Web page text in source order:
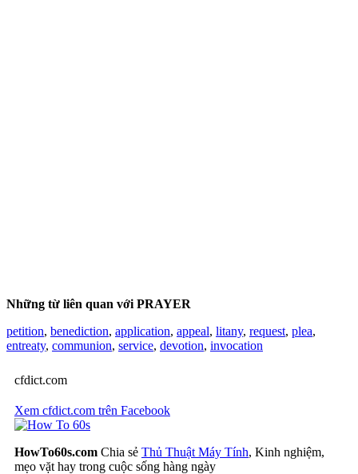
Những từ liên quan với PRAYER
petition, benediction, application, appeal, litany, request, plea,
entreaty, communion, service, devotion, invocation
cfdict.com
Xem cfdict.com trên Facebook
HowTo60s.com Chia sẻ Thủ Thuật Máy Tính, Kinh nghiệm,
mẹo vặt hay trong cuộc sống hàng ngày